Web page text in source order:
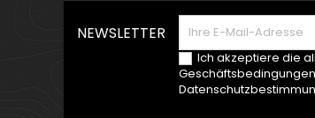
NEWSLETTER
Ich akzeptiere die